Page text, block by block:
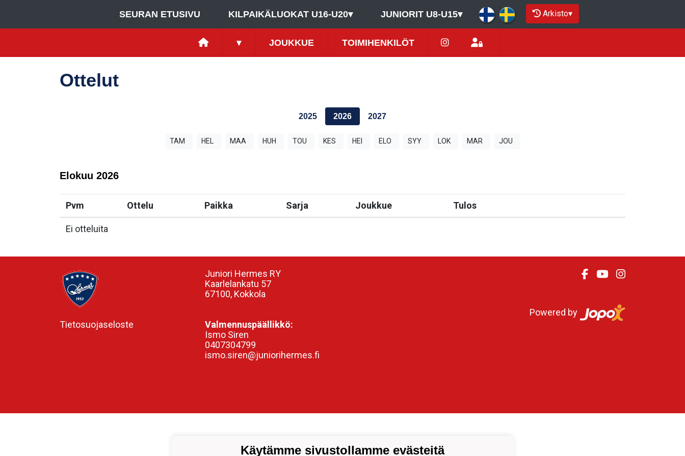
SEURAN ETUSIVU KILPAIKÄLUOKAT U16-U20▾ JUNIORIT U8-U15▾ Arkisto▾
▾ JOUKKUE TOIMIHENKILÖT
Ottelut
2025 2026 2027
TAM HEL MAA HUH TOU KES HEI ELO SYY LOK MAR JOU
Elokuu 2026
Pvm Ottelu Paikka Sarja Joukkue Tulos
Ei otteluita
Tietosuojaseloste
Juniori Hermes RY
Kaarlelankatu 57
67100, Kokkola
Valmennuspäällikkö:
Ismo Siren
0407304799
ismo.siren@juniorihermes.fi
Powered by
Käytämme sivustollamme evästeitä